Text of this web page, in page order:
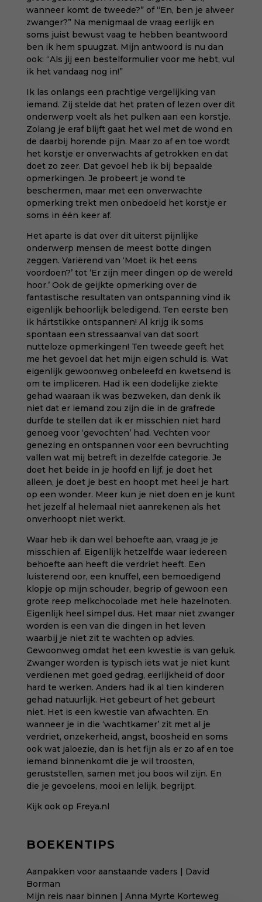
wanneer komt de tweede?” of “En, ben je alweer
zwanger?” Na menigmaal de vraag eerlijk en
soms juist bewust vaag te hebben beantwoord
ben ik hem spuugzat. Mijn antwoord is nu dan
ook: “Als jij een bestelformulier voor me hebt, vul
ik het vandaag nog in!”
Ik las onlangs een prachtige vergelijking van
iemand. Zij stelde dat het praten of lezen over dit
onderwerp voelt als het pulken aan een korstje.
Zolang je eraf blijft gaat het wel met de wond en
de daarbij horende pijn. Maar zo af en toe wordt
het korstje er onverwachts af getrokken en dat
doet zo zeer. Dat gevoel heb ik bij bepaalde
opmerkingen. Je probeert je wond te
beschermen, maar met een onverwachte
opmerking trekt men onbedoeld het korstje er
soms in één keer af.
Het aparte is dat over dit uiterst pijnlijke
onderwerp mensen de meest botte dingen
zeggen. Variërend van ‘Moet ik het eens
voordoen?’ tot ‘Er zijn meer dingen op de wereld
hoor.’ Ook de geijkte opmerking over de
fantastische resultaten van ontspanning vind ik
eigenlijk behoorlijk beledigend. Ten eerste ben
ik hártstikke ontspannen! Al krijg ik soms
spontaan een stressaanval van dat soort
nutteloze opmerkingen! Ten tweede geeft het
me het gevoel dat het mijn eigen schuld is. Wat
eigenlijk gewoonweg onbeleefd en kwetsend is
om te impliceren. Had ik een dodelijke ziekte
gehad waaraan ik was bezweken, dan denk ik
niet dat er iemand zou zijn die in de grafrede
durfde te stellen dat ik er misschien niet hard
genoeg voor ‘gevochten’ had. Vechten voor
genezing en ontspannen voor een bevruchting
vallen wat mij betreft in dezelfde categorie. Je
doet het beide in je hoofd en lijf, je doet het
alleen, je doet je best en hoopt met heel je hart
op een wonder. Meer kun je niet doen en je kunt
het jezelf al helemaal niet aanrekenen als het
onverhoopt niet werkt.
Waar heb ik dan wel behoefte aan, vraag je je
misschien af. Eigenlijk hetzelfde waar iedereen
behoefte aan heeft die verdriet heeft. Een
luisterend oor, een knuffel, een bemoedigend
klopje op mijn schouder, begrip of gewoon een
grote reep melkchocolade met hele hazelnoten.
Eigenlijk heel simpel dus. Het maar niet zwanger
worden is een van die dingen in het leven
waarbij je niet zit te wachten op advies.
Gewoonweg omdat het een kwestie is van geluk.
Zwanger worden is typisch iets wat je niet kunt
verdienen met goed gedrag, eerlijkheid of door
hard te werken. Anders had ik al tien kinderen
gehad natuurlijk. Het gebeurt of het gebeurt
niet. Het is een kwestie van afwachten. En
wanneer je in die ‘wachtkamer’ zit met al je
verdriet, onzekerheid, angst, boosheid en soms
ook wat jaloezie, dan is het fijn als er zo af en toe
iemand binnenkomt die je wil troosten,
geruststellen, samen met jou boos wil zijn. En
die je gevoelens, mooi en lelijk, begrijpt.
Kijk ook op Freya.nl
BOEKENTIPS
Aanpakken voor aanstaande vaders | David
Borman
Mijn reis naar binnen | Anna Myrte Korteweg